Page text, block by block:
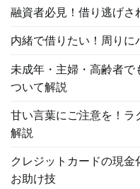
ョ
ン
融資者必見！借り逃げさ
内緒で借りたい！周り
未成年・主婦・高齢者で
ついて解説
甘い言葉にご注意を！ラ
解説
クレジットカードの現
お助け技